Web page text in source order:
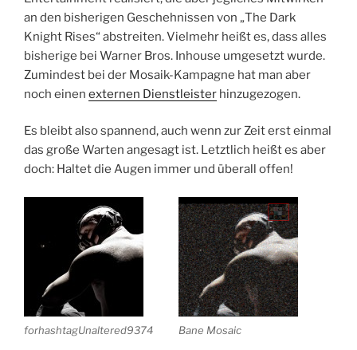
an den bisherigen Geschehnissen von „The Dark
Knight Rises“ abstreiten. Vielmehr heißt es, dass alles
bisherige bei Warner Bros. Inhouse umgesetzt wurde.
Zumindest bei der Mosaik-Kampagne hat man aber
noch einen externen Dienstleister hinzugezogen.
Es bleibt also spannend, auch wenn zur Zeit erst einmal
das große Warten angesagt ist. Letztlich heißt es aber
doch: Haltet die Augen immer und überall offen!
forhashtagUnaltered9374 Bane Mosaic